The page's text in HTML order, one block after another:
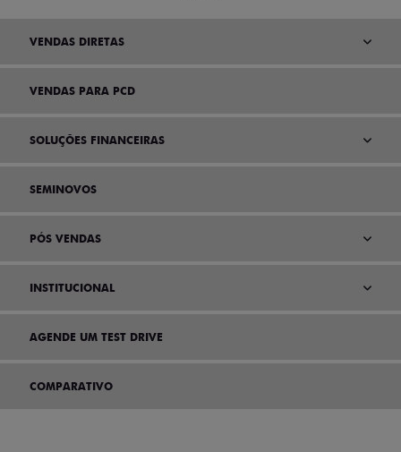
VENDAS DIRETAS
VENDAS PARA PCD
SOLUÇÕES FINANCEIRAS
SEMINOVOS
PÓS VENDAS
INSTITUCIONAL
AGENDE UM TEST DRIVE
COMPARATIVO